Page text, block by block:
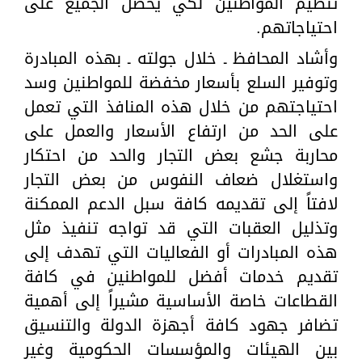
احتياجاتهم.
وأشاد المحافظ ـ خلال جولته ـ بهذه المبادرة
وتوفير السلع بأسعار مخفضة للمواطنين وسد
احتياجتهم من خلال هذه المنافذ التي تعمل
على الحد من ارتفاع الأسعار والعمل على
محاربة جشع بعض التجار والحد من احتكار
واستغلال ضعاف النفوس من بعض التجار
لافتاً إلى تقديمه كافة سبل الدعم الممكنة
وتذليل العقبات التي قد تواجه تنفيذ مثل
هذه المبادرات أو الفعاليات التي تهدف إلى
تقديم خدمات أفضل للمواطنين في كافة
القطاعات خاصة الأساسية مشيراً إلى أهمية
تضافر جهود كافة أجهزة الدولة والتنسيق
بين الهيئات والمؤسسات الحكومية وغير